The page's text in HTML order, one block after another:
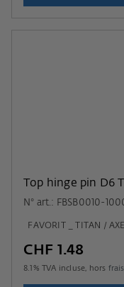
Top hinge pin D6
N° art.: FBSB0010-
FAVORIT _ TITAN /
CHF 1.48
8.1 % TVA incluse, hors